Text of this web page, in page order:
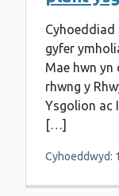
Cyhoeddiad
gyfer
Mae hwn
rhwng y
Ysgolion ac
[…]
Cyhoeddwyd: